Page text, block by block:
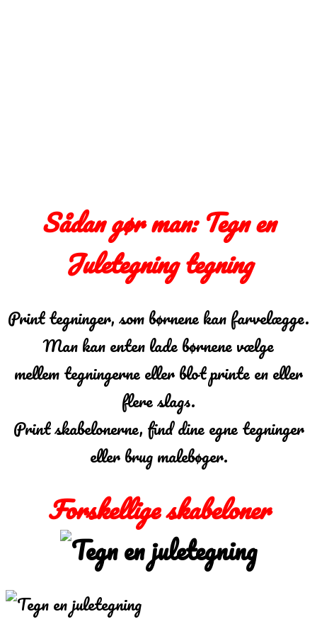
Sådan gør man: Tegn en
Juletegning tegning
Print tegninger, som børnene kan farvelægge.
Man kan enten lade børnene vælge
mellem tegningerne eller blot printe en eller
flere slags.
Print skabelonerne, find dine egne tegninger
eller brug malebøger.
Forskellige skabeloner